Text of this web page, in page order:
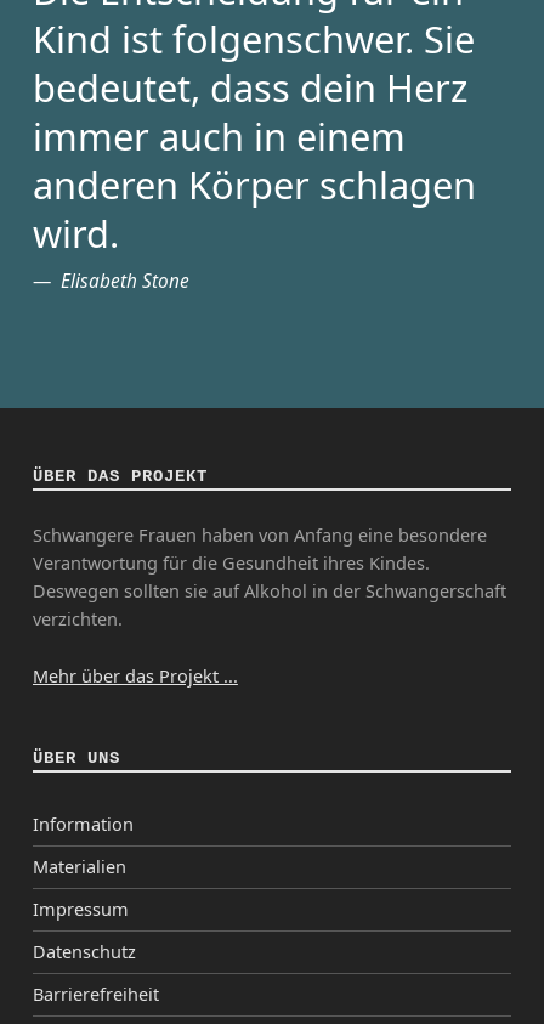
Kind ist folgenschwer. Sie
bedeutet, dass dein Herz
immer auch in einem
anderen Körper schlagen
wird.
Elisabeth Stone
ÜBER DAS PROJEKT
Schwangere Frauen haben von Anfang eine besondere
Verantwortung für die Gesundheit ihres Kindes.
Deswegen sollten sie auf Alkohol in der Schwangerschaft
verzichten.
Mehr über das Projekt ...
ÜBER UNS
Information
Materialien
Impressum
Datenschutz
Barrierefreiheit